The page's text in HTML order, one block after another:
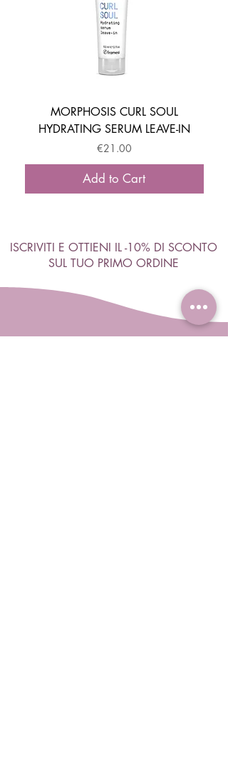
MORPHOSIS CURL SOUL
HYDRATING SERUM LEAVE-IN
Price
€21.00
Add to Cart
ISCRIVITI E OTTIENI IL -10% DI SCONTO
SUL TUO PRIMO ORDINE